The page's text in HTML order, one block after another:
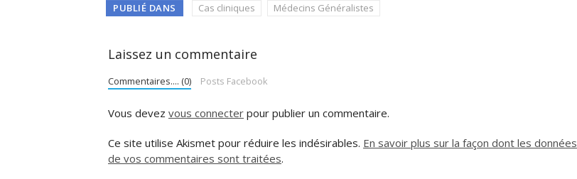
PUBLIÉ DANS Cas cliniques Médecins Généralistes
Laissez un commentaire
Commentaires.... (0) Posts Facebook
Vous devez vous connecter pour publier un commentaire.
Ce site utilise Akismet pour réduire les indésirables. En savoir plus sur la façon dont les données
de vos commentaires sont traitées.